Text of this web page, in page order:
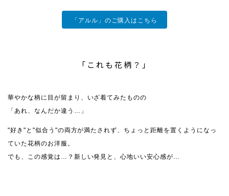
「アルル」のご購入はこちら
「これも花柄？」
華やかな柄に目が留まり、いざ着てみたものの
「あれ、なんだか違う…」
"好き"と"似合う"の両方が満たされず、ちょっと距離を置くようになっ
ていた花柄のお洋服。
でも、この感覚は…？新しい発見と、心地いい安心感が…